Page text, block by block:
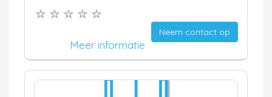
Neem contact op
Meer informatie